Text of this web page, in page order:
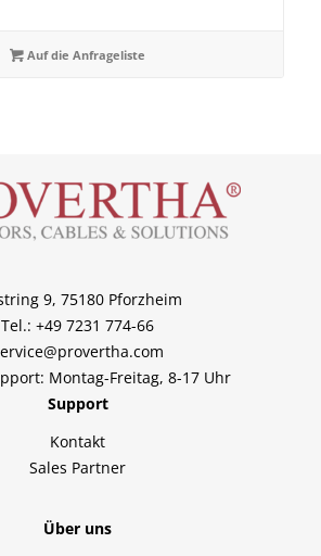
Auf die Anfrageliste
9, 75180 Pforzheim
Tel.: +49 7231 774-66
Montag-Freitag, 8-17 Uhr
Support
Kontakt
Sales Partner
Über uns